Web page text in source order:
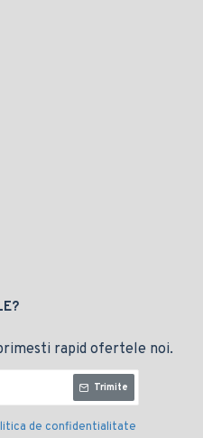
rapid ofertele noi.
Trimite
de confidentialitate